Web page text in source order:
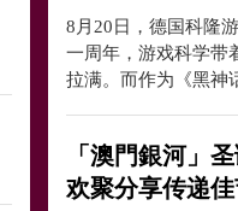
8月20日，德国科隆
一周年，游戏科学带
拉满。而作为《黑神
「澳門銀河」
欢聚分享传递